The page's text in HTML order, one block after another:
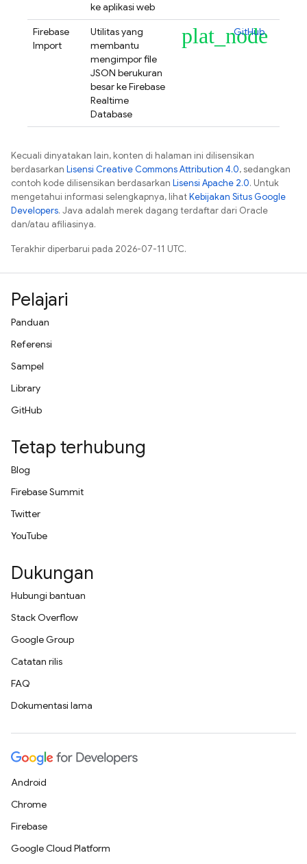
ke aplikasi web
Firebase
Import
Utilitas yang
membantu
mengimpor file
JSON berukuran
besar keFirebase
Realtime
Database
plat_node
GitHub
Kecuali dinyatakan lain, konten di halaman ini dilisensikan
berdasarkan Lisensi Creative Commons Attribution 4.0, sedangkan
contoh kode dilisensikan berdasarkan Lisensi Apache 2.0. Untuk
mengetahui informasi selengkapnya, lihatKebijakan Situs Google
Developers. Java adalah merek dagang terdaftar dari Oracle
dan/atau afiliasinya.
Terakhir diperbarui pada 2026-07-11 UTC.
Pelajari
Panduan
Referensi
Sampel
Library
GitHub
Tetap terhubung
Blog
Firebase Summit
Twitter
YouTube
Dukungan
Hubungi bantuan
Stack Overflow
Google Group
Catatan rilis
FAQ
Dokumentasi lama
Android
Chrome
Firebase
Google Cloud Platform